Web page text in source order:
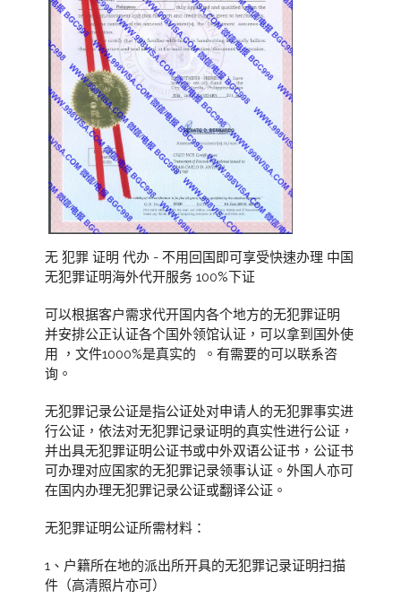
无 犯罪 证明 代办 - 不用回国即可享受快速办理 中国
无犯罪证明海外代开服务 100%下证
可以根据客户需求代开国内各个地方的无犯罪证明
并安排公正认证各个国外领馆认证，可以拿到国外使
用 ，文件1000%是真实的 。有需要的可以联系咨
询。
无犯罪记录公证是指公证处对申请人的无犯罪事实进
行公证，依法对无犯罪记录证明的真实性进行公证，
并出具无犯罪证明公证书或中外双语公证书，公证书
可办理对应国家的无犯罪记录领事认证。外国人亦可
在国内办理无犯罪记录公证或翻译公证。
无犯罪证明公证所需材料：
1、户籍所在地的派出所开具的无犯罪记录证明扫描
件（高清照片亦可）